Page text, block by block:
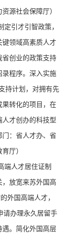
源社会保障厅）
定引才引智政策，
键领域高素质人才
省创业的政策支持
录程序。深入实施
持计划，对拥有先
果转化的项目，在
才创办的科技型
：省人才办、省
厅）
端人才居住证制
，放宽来苏外国高
外国高端人才，
请办理永久居留手
遇。简化外国高层